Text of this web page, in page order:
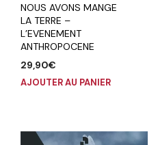
NOUS AVONS MANGE
LA TERRE –
L’EVENEMENT
ANTHROPOCENE
29,90€
AJOUTER AU PANIER